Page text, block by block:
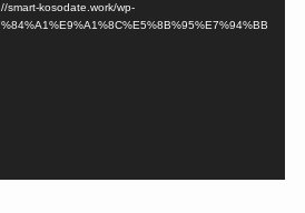
smart-kosodate.work/wp-